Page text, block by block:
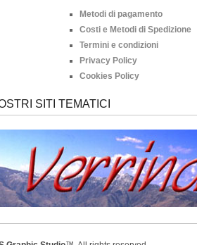
Metodi di pagamento
Costi e Metodi di Spedizione
Termini e condizioni
Privacy Policy
Cookies Policy
SITI TEMATICI